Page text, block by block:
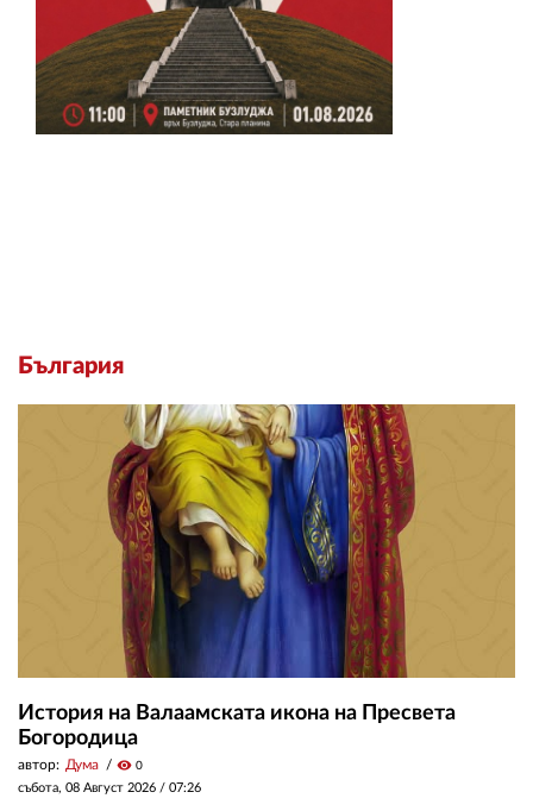
България
История на Валаамската икона на Пресвета
Богородица
автор: Дума visibility 0
събота, 08 Август 2026 / 07:26